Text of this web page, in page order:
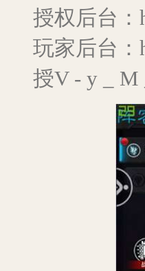
授权后台：
玩家后台：
授V - y _ M